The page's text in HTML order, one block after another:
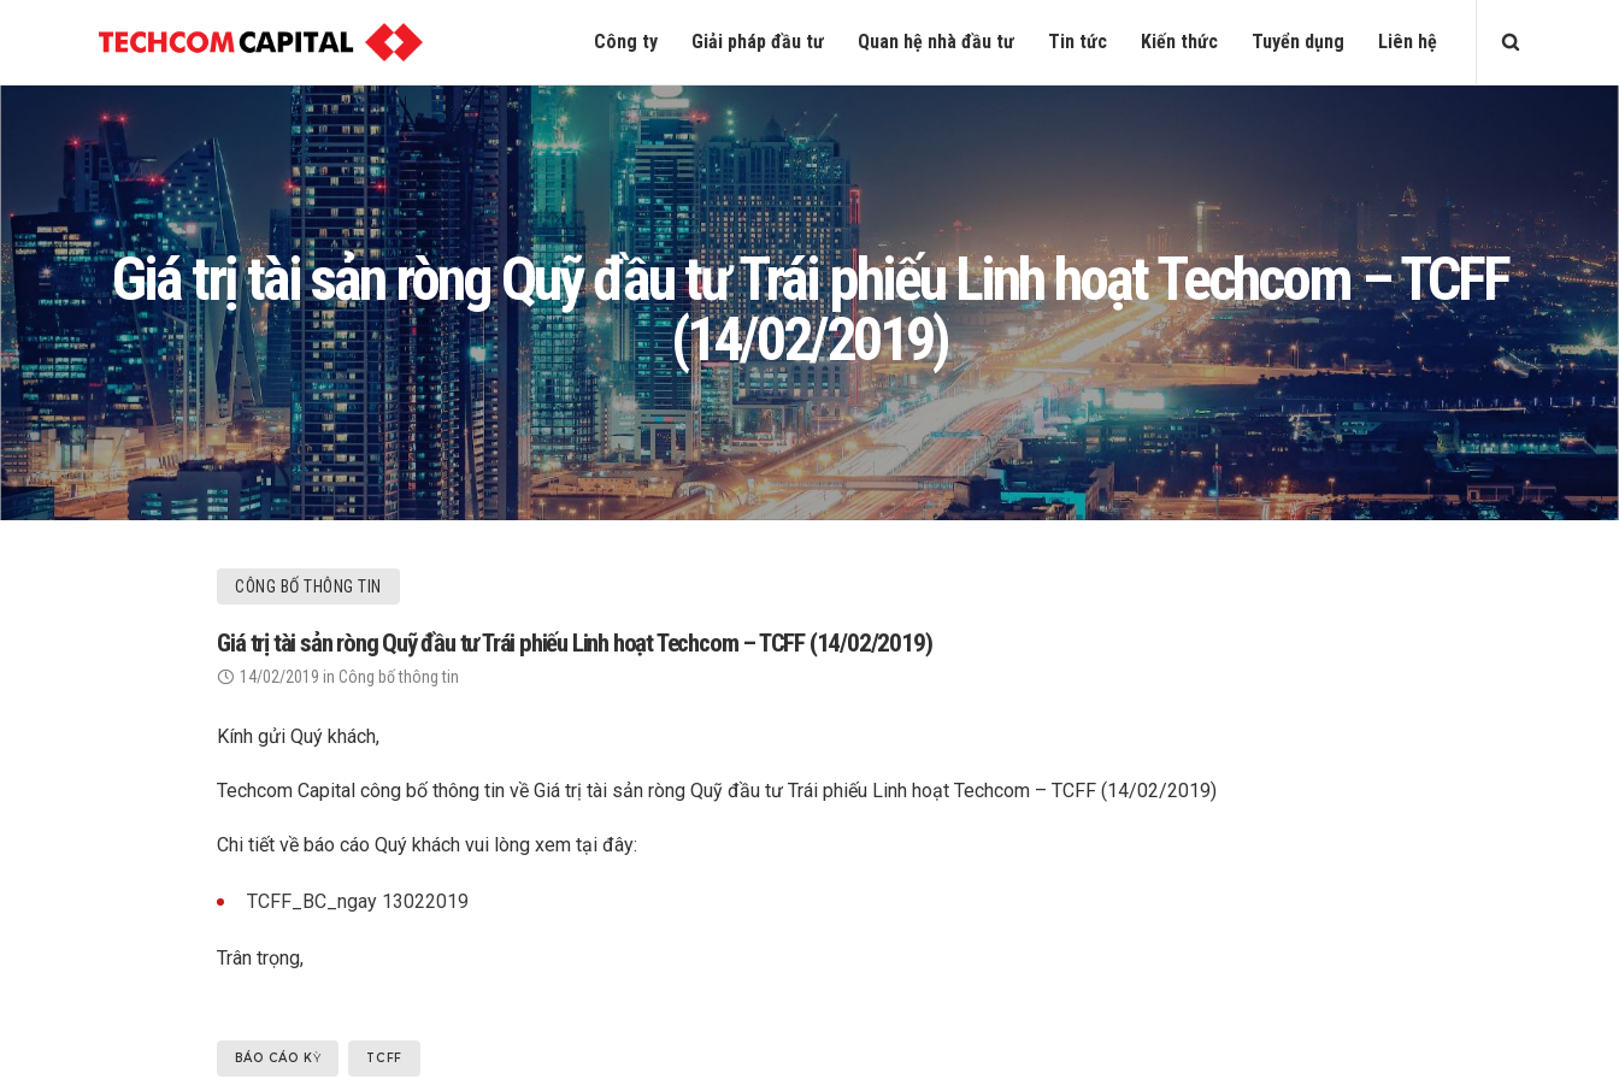
Công ty Giải pháp đầu tư Quan hệ nhà đầu tư Tin tức Kiến thức Tuyển dụng Liên hệ
Giá trị tài sản ròng Quỹ đầu tư Trái phiếu Linh hoạt Techcom – TCFF
(14/02/2019)
CÔNG BỐ THÔNG TIN
Giá trị tài sản ròng Quỹ đầu tư Trái phiếu Linh hoạt Techcom – TCFF (14/02/2019)
14/02/2019 in Công bố thông tin
Kính gửi Quý khách,
Techcom Capital công bố thông tin về Giá trị tài sản ròng Quỹ đầu tư Trái phiếu Linh hoạt Techcom – TCFF (14/02/2019)
Chi tiết về báo cáo Quý khách vui lòng xem tại đây:
TCFF_BC_ngay 13022019
Trân trọng,
BÁO CÁO KỲ TCFF